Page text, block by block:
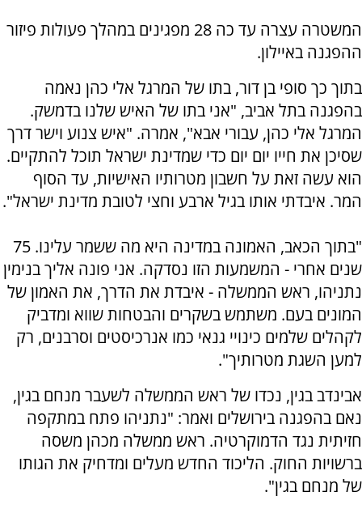
המשטרה עצרה עד כה 28 מפגינים במהלך פעולות פיזור
ההפגנה באיילון.
בתוך כך סופי בן דור, בתו של המרגל אלי כהן נאמה
בהפגנה בתל אביב, "אני בתו של האיש שלנו בדמשק.
המרגל אלי כהן, עבורי אבא", אמרה. "איש צנוע וישר דרך
שסיכן את חייו יום יום כדי שמדינת ישראל תוכל להתקיים.
הוא עשה זאת על חשבון מטרותיו האישיות, עד הסוף
המר. איבדתי אותו בגיל ארבע וחצי לטובת מדינת ישראל".
"בתוך הכאב, האמונה במדינה היא מה ששמר עלינו. 75
שנים אחרי - המשמעות הזו נסדקה. אני פונה אליך בנימין
נתניהו, ראש הממשלה - איבדת את הדרך, את האמון של
המונים בעם. משתמש בשקרים והבטחות שווא ומדביק
לקהלים שלמים כינויי גנאי כמו אנרכיסטים וסרבנים, רק
למען השגת מטרותיך".
‏אבינדב בגין, נכדו של ראש הממשלה לשעבר מנחם בגין,
נאם בהפגנה בירושלים ואמר: "נתניהו פתח במתקפה
חזיתית נגד הדמוקרטיה. ראש ממשלה מכהן משסה
ברשויות החוק. הליכוד החדש מעלים ומדחיק את הגותו
של מנחם בגין".